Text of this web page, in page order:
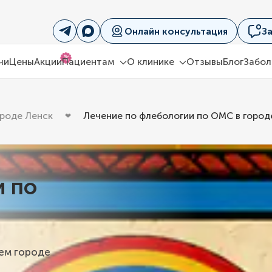
Онлайн консультация
ЦеныАкции%
Пациентам О клинике ОтзывыБлог
Ленск Лечение по флебологии по ОМС в
по
городе